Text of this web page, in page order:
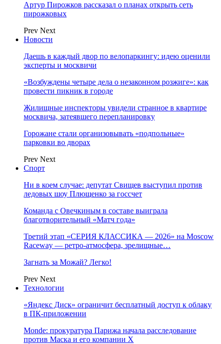
Артур Пирожков рассказал о планах открыть сеть
пирожковых
Prev Next
Новости
Даешь в каждый двор по велопаркингу: идею оценили
эксперты и москвичи
«Возбуждены четыре дела о незаконном розжиге»: как
провести пикник в городе
Жилищные инспекторы увидели странное в квартире
москвича, затеявшего перепланировку
Горожане стали организовывать «подпольные»
парковки во дворах
Prev Next
Спорт
Ни в коем случае: депутат Свищев выступил против
ледовых шоу Плющенко за госсчет
Команда с Овечкиным в составе выиграла
благотворительный «Матч года»
Третий этап «СЕРИЯ КЛАССИКА — 2026» на Moscow
Raceway — ретро‑атмосфера, зрелищные…
Загнать за Можай? Легко!
Prev Next
Технологии
«Яндекс Диск» ограничит бесплатный доступ к облаку
в ПК-приложении
Monde: прокуратура Парижа начала расследование
против Маска и его компании X